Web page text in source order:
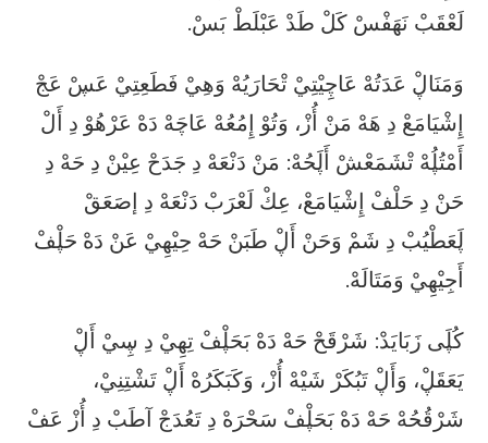
لَعْقَبْ نَهَفْسْ كَلْ طَدْ عَبْلَطْ بَسْ.
وَمَنَاڸْ عَدَتُهْ عَاچِيْتِيْ تْحَارَيُهْ وَهِيْ فَطَعِتِيْ عَڛْ عَجْ
إِشْيَامَعْ دِ هَهْ مَنْ أُزْ، وَتُوْ إِمُعُهْ عَاچَهْ دَهْ عَرْهُوْ دِ أَلْ
أَمْتُڸُهْ تْشَمَعْشْ أَڸَحُهْ: مَنْ دَنْعَهْ دِ جَدَحْ عِيْنْ دِ حَهْ دِ
حَنْ دِ حَلْفْ إِشْيَامَعْ، عِكْ لَعْرَبْ دَنْعَهْ دِ إصَعَقْ
ڸَعَطْيُبْ دِ شَمْ وَحَنْ أَڸْ طَبَنْ حَهْ حِيْهِيْ عَنْ دَهْ حَڸْفْ
أَجِيْهِيْ وَمَتَالَهْ.
كُڸَى زَبَايَدْ: شَرْقَحْ حَهْ دَهْ بَحَڸْفْ تِهِيْ دِ ڛِيْ أَڸْ
يَعَقَڸْ، وَأَڸْ تَبُكَرْ شَيْهْ أُزْ، وَكَبَكَرُهْ أَڸْ تَشْتِنِيْ،
شَرْقُحُهْ حَهْ دَهْ بَحَڸْفْ سَحْرَهْ دِ تَعُدَجْ آطَبْ دِ أُزْ عَفْ